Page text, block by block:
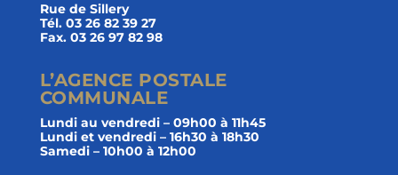
Rue de Sillery
Tél. 03 26 82 39 27
Fax. 03 26 97 82 98
L’AGENCE POSTALE
COMMUNALE
Lundi au vendredi – 09h00 à 11h45
Lundi et vendredi – 16h30 à 18h30
Samedi – 10h00 à 12h00